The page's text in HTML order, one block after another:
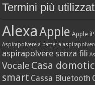
Termini più
AlexaApple Apple
Aspirapolvere a batteria
aspirapolvere senza fili
Vocale Casa
smart Cassa Bluetooth